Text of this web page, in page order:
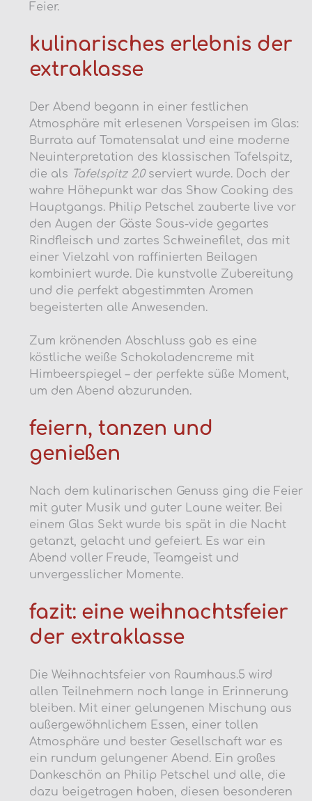
Feier.
kulinarisches erlebnis der
extraklasse
Der Abend begann in einer festlichen
Atmosphäre mit erlesenen Vorspeisen im Glas:
Burrata auf Tomatensalat und eine moderne
Neuinterpretation des klassischen Tafelspitz,
die als Tafelspitz 2.0serviert wurde. Doch der
wahre Höhepunkt war das Show Cooking des
Hauptgangs. Philip Petschel zauberte live vor
den Augen der Gäste Sous-vide gegartes
Rindfleisch und zartes Schweinefilet, das mit
einer Vielzahl von raffinierten Beilagen
kombiniert wurde. Die kunstvolle Zubereitung
und die perfekt abgestimmten Aromen
begeisterten alle Anwesenden.
Zum krönenden Abschluss gab es eine
köstliche weiße Schokoladencreme mit
Himbeerspiegel – der perfekte süße Moment,
um den Abend abzurunden.
feiern, tanzen und
genießen
Nach dem kulinarischen Genuss ging die Feier
mit guter Musik und guter Laune weiter. Bei
einem Glas Sekt wurde bis spät in die Nacht
getanzt, gelacht und gefeiert. Es war ein
Abend voller Freude, Teamgeist und
unvergesslicher Momente.
fazit: eine weihnachtsfeier
der extraklasse
Die Weihnachtsfeier von Raumhaus.5 wird
allen Teilnehmern noch lange in Erinnerung
bleiben. Mit einer gelungenen Mischung aus
außergewöhnlichem Essen, einer tollen
Atmosphäre und bester Gesellschaft war es
ein rundum gelungener Abend. Ein großes
Dankeschön an Philip Petschel und alle, die
dazu beigetragen haben, diesen besonderen